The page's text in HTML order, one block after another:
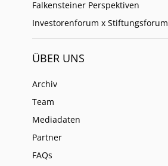
Falkensteiner Perspektiven
Investorenforum x Stiftungsforum
ÜBER UNS
Archiv
Team
Mediadaten
Partner
FAQs